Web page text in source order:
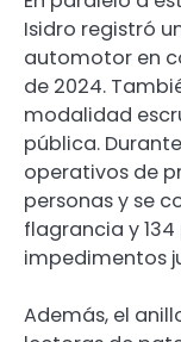
Isidro registró
automotor en
de 2024.
modalidad
pública. Durante
operativos de
personas y se
flagrancia y
impedimentos
Además, el